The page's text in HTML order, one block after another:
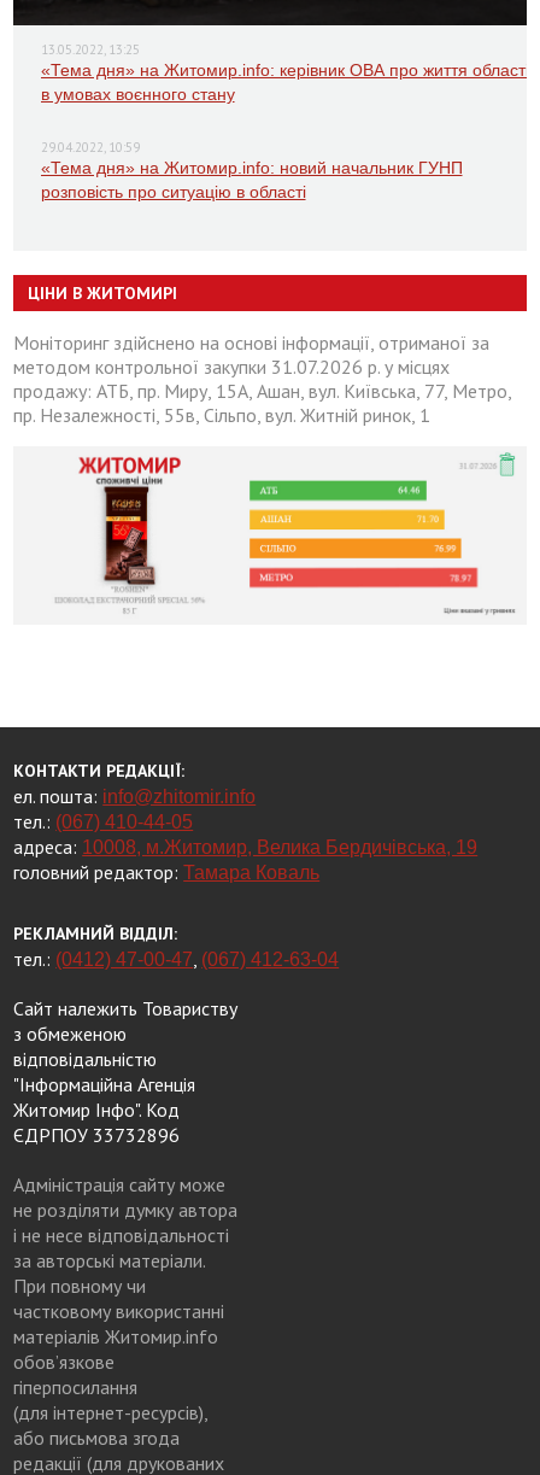
13.05.2022, 13:25
«Тема дня» на Житомир.info: керівник ОВА про життя області
в умовах воєнного стану
29.04.2022, 10:59
«Тема дня» на Житомир.info: новий начальник ГУНП
розповість про ситуацію в області
ЦІНИ В ЖИТОМИРІ
Моніторинг здійснено на основі інформації, отриманої за
методом контрольної закупки 31.07.2026 р. у місцях
продажу: АТБ, пр. Миру, 15А, Ашан, вул. Київська, 77, Метро,
пр. Незалежності, 55в, Сільпо, вул. Житній ринок, 1
КОНТАКТИ РЕДАКЦІЇ:
ел. пошта: info@zhitomir.info
тел.: (067) 410-44-05
адреса: 10008, м.Житомир, Велика Бердичівська, 19
головний редактор:Тамара Коваль
РЕКЛАМНИЙ ВІДДІЛ:
тел.: (0412) 47-00-47, (067) 412-63-04
Сайт належить Товариству
з обмеженою
відповідальністю
"Інформаційна Агенція
Житомир Інфо". Код
ЄДРПОУ 33732896
Адміністрація сайту може
не розділяти думку автора
і не несе відповідальності
за авторські матеріали.
При повному чи
частковому використанні
матеріалів Житомир.info
обов’язкове
гіперпосилання
(для інтернет-ресурсів),
або письмова згода
редакції (для друкованих